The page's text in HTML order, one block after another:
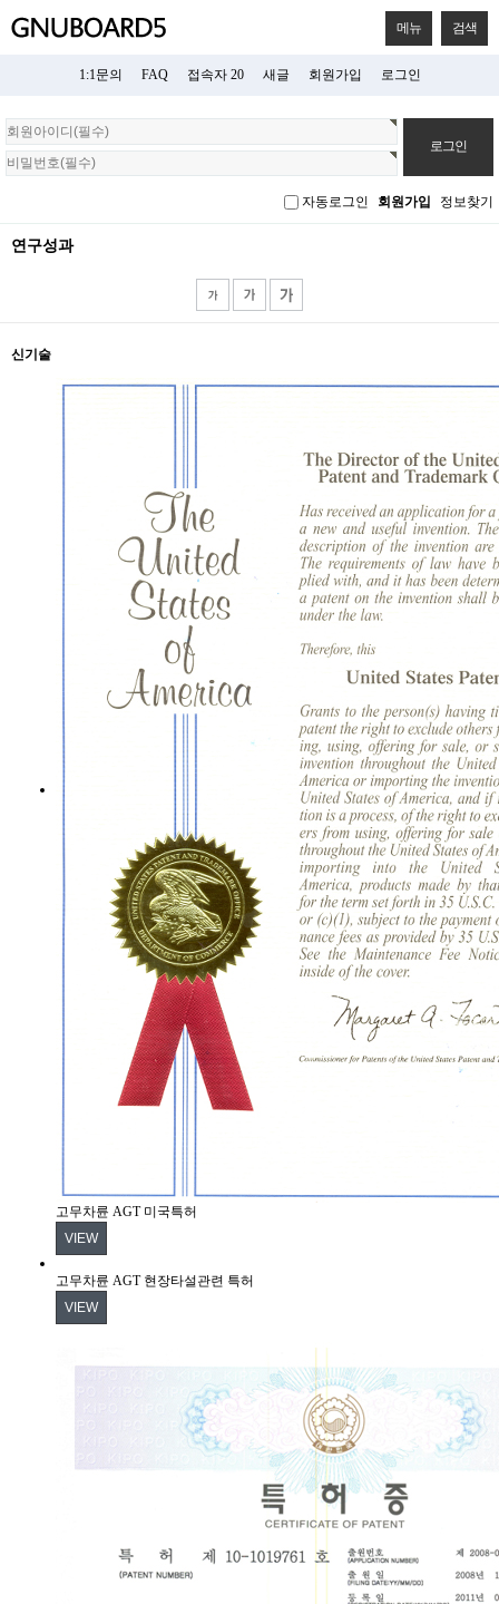
메뉴 검색
1:1문의 FAQ 접속자 20 새글 회원가입 로그인
회
원
로
자동로그인 회원가입 정보찾기
연구성과
신기술
고무차륜 AGT 미국특허
VIEW
고무차륜 AGT 현장타설관련 특허
VIEW